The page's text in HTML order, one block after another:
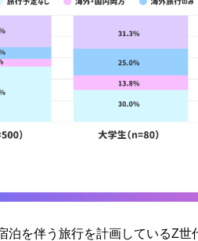
を伴う旅行を計画しているZ世